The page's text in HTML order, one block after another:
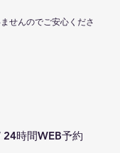
せんのでご安心くださ
時間WEB予約